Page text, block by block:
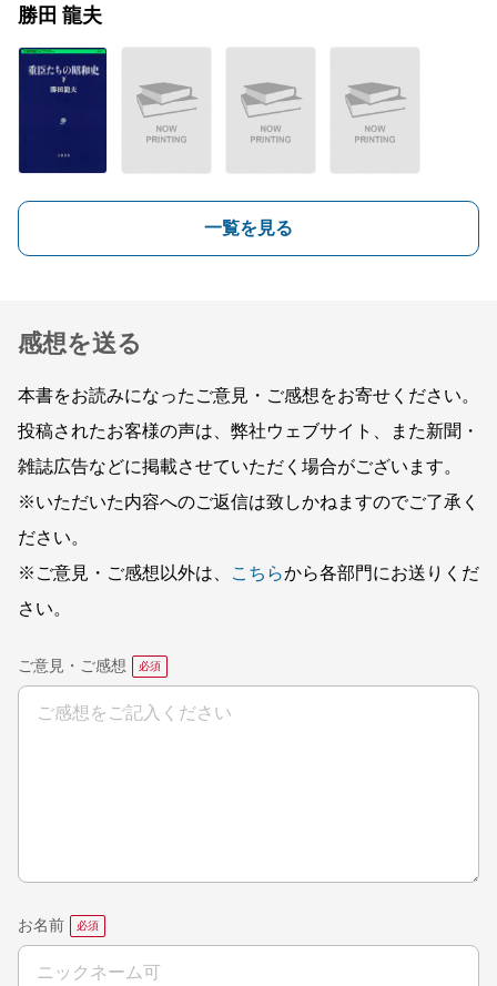
勝田 龍夫
一覧を見る
感想を送る
本書をお読みになったご意見・ご感想をお寄せください。
投稿されたお客様の声は、弊社ウェブサイト、また新聞・
雑誌広告などに掲載させていただく場合がございます。
※いただいた内容へのご返信は致しかねますのでご了承く
ださい。
※ご意見・ご感想以外は、
こちらから各部門にお送りくだ
さい。
ご意見・ご感想
お名前